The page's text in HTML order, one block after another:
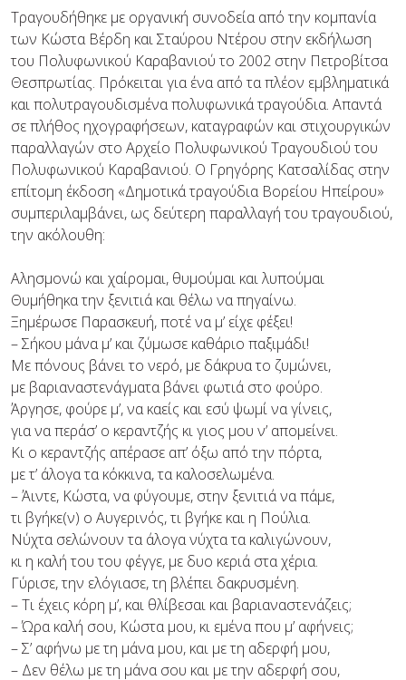
Τραγουδήθηκε με οργανική συνοδεία από την κομπανία
των Κώστα Βέρδη και Σταύρου Ντέρου στην εκδήλωση
του Πολυφωνικού Καραβανιού το 2002 στην Πετροβίτσα
Θεσπρωτίας. Πρόκειται για ένα από τα πλέον εμβληματικά
και πολυτραγουδισμένα πολυφωνικά τραγούδια. Απαντά
σε πλήθος ηχογραφήσεων, καταγραφών και στιχουργικών
παραλλαγών στο Αρχείο Πολυφωνικού Τραγουδιού του
Πολυφωνικού Καραβανιού. O Γρηγόρης Κατσαλίδας στην
επίτομη έκδοση «Δημοτικά τραγούδια Βορείου Ηπείρου»
συμπεριλαμβάνει, ως δεύτερη παραλλαγή του τραγουδιού,
την ακόλουθη:
Αλησμονώ και χαίρομαι, θυμούμαι και λυπούμαι
Θυμήθηκα την ξενιτιά και θέλω να πηγαίνω.
Ξημέρωσε Παρασκευή, ποτέ να μ’ είχε φέξει!
– Σήκου μάνα μ’ και ζύμωσε καθάριο παξιμάδι!
Με πόνους βάνει το νερό, με δάκρυα το ζυμώνει,
με βαριαναστενάγματα βάνει φωτιά στο φούρο.
Άργησε, φούρε μ’, να καείς και εσύ ψωμί να γίνεις,
για να περάσ’ ο κεραντζής κι γιος μου ν’ απομείνει.
Κι ο κεραντζής απέρασε απ’ όξω από την πόρτα,
με τ’ άλογα τα κόκκινα, τα καλοσελωμένα.
– Άιντε, Κώστα, να φύγουμε, στην ξενιτιά να πάμε,
τι βγήκε(ν) ο Αυγερινός, τι βγήκε και η Πούλια.
Νύχτα σελώνουν τα άλογα νύχτα τα καλιγώνουν,
κι η καλή του του φέγγε, με δυο κεριά στα χέρια.
Γύρισε, την ελόγιασε, τη βλέπει δακρυσμένη.
– Τι έχεις κόρη μ’, και θλίβεσαι και βαριαναστενάζεις;
– Ώρα καλή σου, Κώστα μου, κι εμένα που μ’ αφήνεις;
– Σ’ αφήνω με τη μάνα μου, και με τη αδερφή μου,
– Δεν θέλω με τη μάνα σου και με την αδερφή σου,